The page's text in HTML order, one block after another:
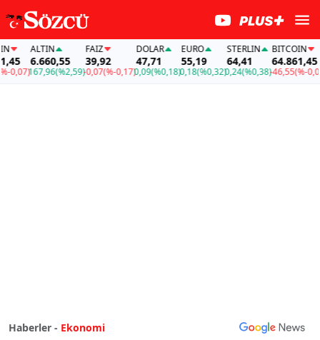
ALTIN
6.660,55
167,96(%2,59)
FAİZ
39,92
-0,07(%-0,17)
DOLAR
47,71
0,09(%0,18)
EURO
55,19
0,18(%0,32)
STERLIN
64,41
0,24(%0,38)
BITCOIN
64.861,45
-46,55(%-0,07)
Haberler - Ekonomi